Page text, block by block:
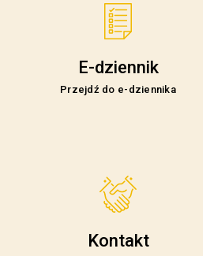
E-dziennik
Przejdź do e-dziennika
Kontakt